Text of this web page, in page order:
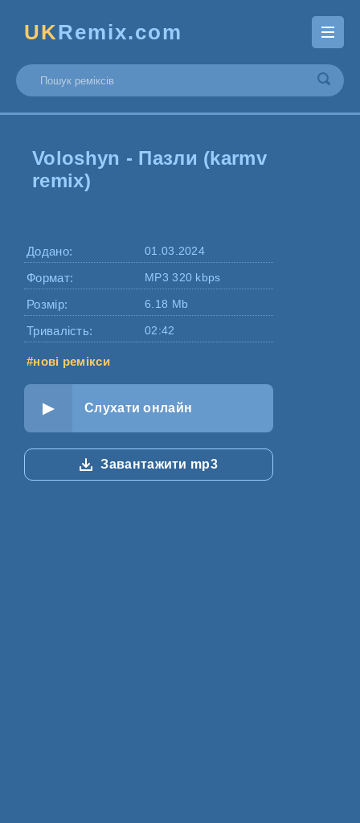
UKRemix.com
Voloshyn - Пазли (karmv
remix)
Додано: 01.03.2024
Формат: MP3 320 kbps
Розмір: 6.18 Mb
Тривалість: 02:42
#нові ремікси
Слухати онлайн
Завантажити mp3